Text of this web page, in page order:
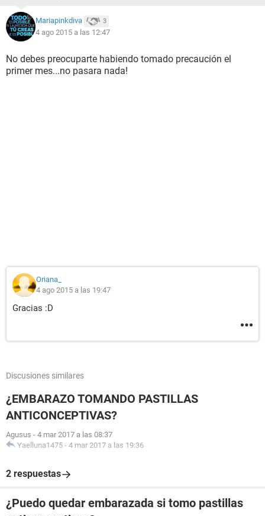
Mariapinkdiva 3
4 ago 2015 a las 12:47
No debes preocuparte habiendo tomado precaución el
primer mes...no pasara nada!
Oriana_
4 ago 2015 a las 19:47
Gracias :D
Discusiones similares
¿EMBARAZO TOMANDO PASTILLAS
ANTICONCEPTIVAS?
Agusus - 4 mar 2017 a las 08:37
Yaelluna1475 - 4 mar 2017 a las 19:36
2 respuestas
¿Puedo quedar embarazada si tomo pastillas